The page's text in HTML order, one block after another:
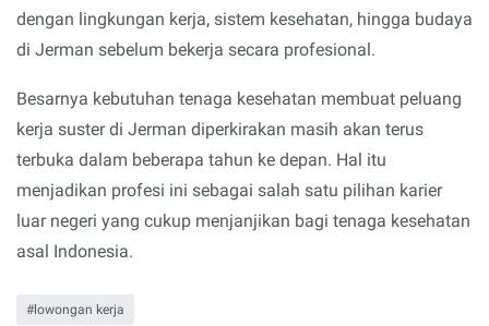
dengan lingkungan kerja, sistem kesehatan, hingga budaya
di Jerman sebelum bekerja secara profesional.
Besarnya kebutuhan tenaga kesehatan membuat peluang
kerja suster di Jerman diperkirakan masih akan terus
terbuka dalam beberapa tahun ke depan. Hal itu
menjadikan profesi ini sebagai salah satu pilihan karier
luar negeri yang cukup menjanjikan bagi tenaga kesehatan
asal Indonesia.
lowongan kerja